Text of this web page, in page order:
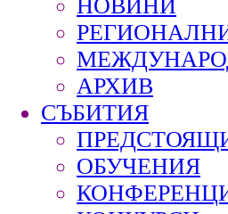
НОВИНИ
АРХИВ
СЪБИТИЯ
ОБУЧЕНИЯ